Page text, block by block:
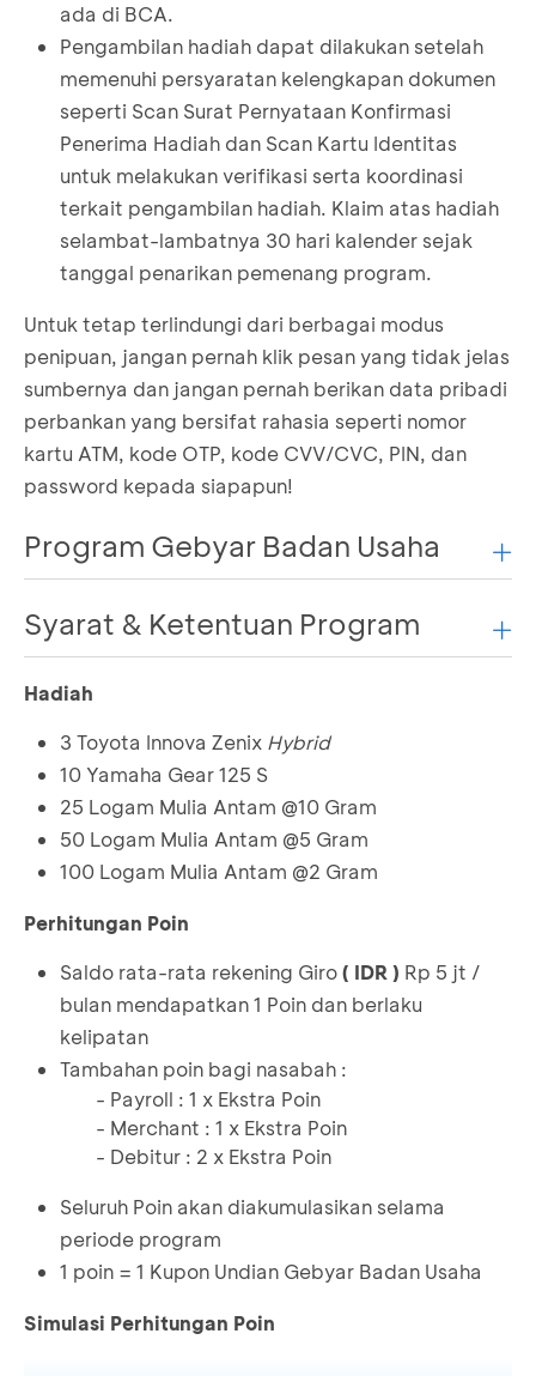
ada di BCA.
Pengambilan hadiah dapat dilakukan setelah
memenuhi persyaratan kelengkapan dokumen
seperti Scan Surat Pernyataan Konfirmasi
Penerima Hadiah dan Scan Kartu Identitas
untuk melakukan verifikasi serta koordinasi
terkait pengambilan hadiah. Klaim atas hadiah
selambat-lambatnya 30 hari kalender sejak
tanggal penarikan pemenang program.
Untuk tetap terlindungi dari berbagai modus
penipuan, jangan pernah klik pesan yang tidak jelas
sumbernya dan jangan pernah berikan data pribadi
perbankan yang bersifat rahasia seperti nomor
kartu ATM, kode OTP, kode CVV/CVC, PIN, dan
password kepada siapapun!
Program Gebyar Badan Usaha
Gebyar Badan Usaha adalah program yang
diadakan khusus untuk Nasabah Bisnis Organisasi
Terundang yang memiliki Giro Rupiah, untuk
hadiah menarik.
Syarat & Ketentuan Program
Khusus rekening Giro IDR dengan jasa giro
Tidak termasuk nasabah dengan kategori black
list
Khusus untuk Debitur yang memiliki kredit
produktif atas nama perusahaan, tidak
termasuk fasilitas Visa Corporate, debitur
kredit, tidak DHN, tidak Red/Black Flag
lainnya, akan di tanggung sepenuhnya oleh
pemenang
Hadiah
3 Toyota Innova Zenix Hybrid
10 Yamaha Gear 125 S
25 Logam Mulia Antam @10 Gram
50 Logam Mulia Antam @5 Gram
100 Logam Mulia Antam @2 Gram
Perhitungan Poin
Saldo rata-rata rekening Giro( IDR ) Rp 5 jt /
bulan mendapatkan 1 Poin dan berlaku
kelipatan
Tambahan poin bagi nasabah :
- Payroll : 1 x Ekstra Poin
- Merchant : 1 x Ekstra Poin
- Debitur : 2 x Ekstra Poin
Seluruh Poin akan diakumulasikan selama
periode program
1 poin = 1 Kupon Undian Gebyar Badan Usaha
Simulasi Perhitungan Poin